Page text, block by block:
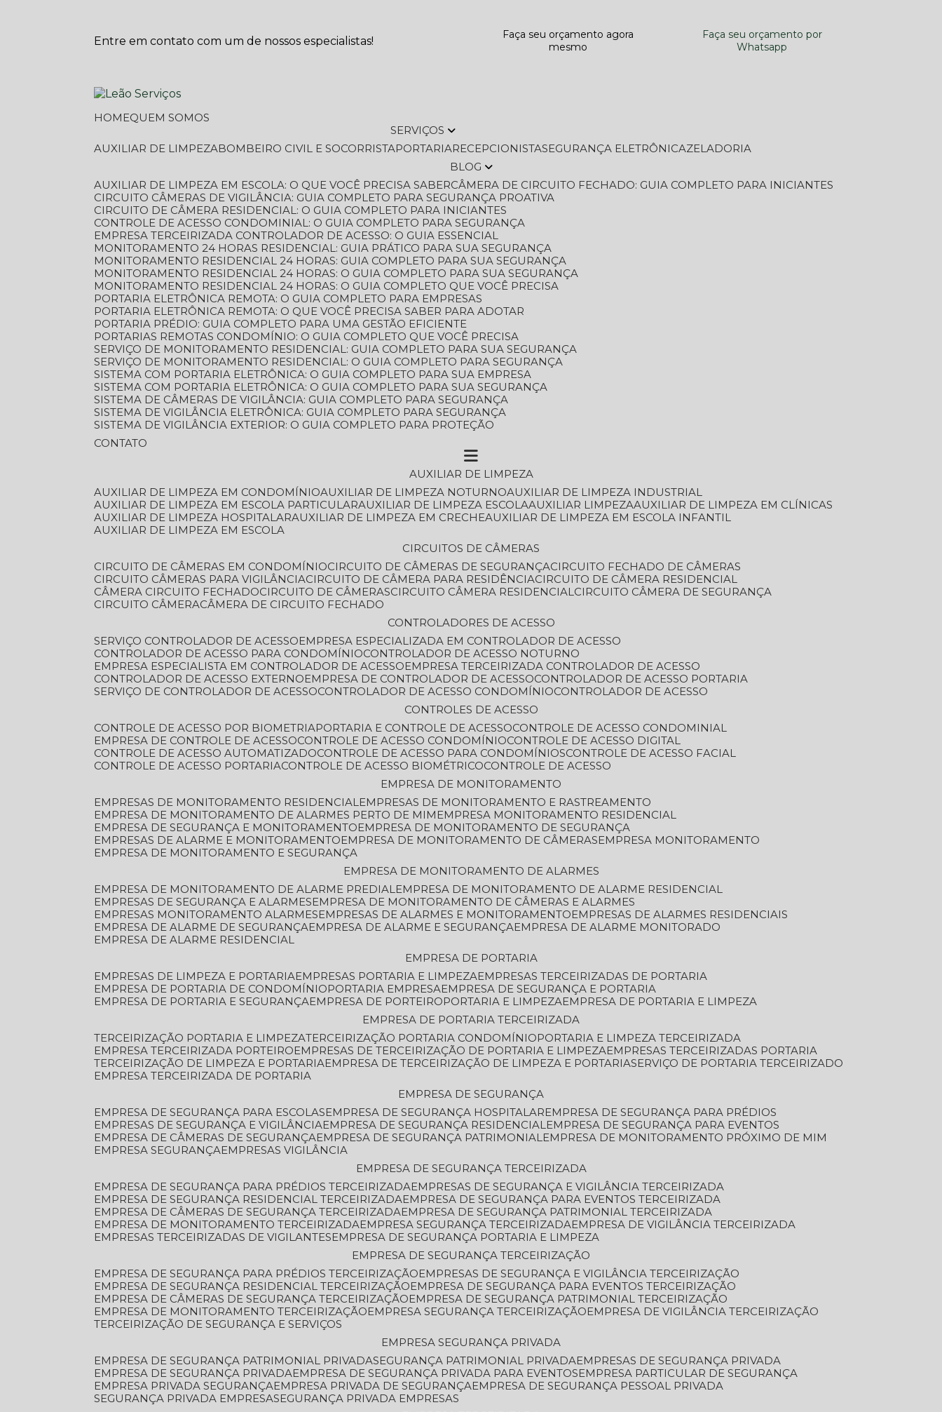
Entre em contato com um de nossos especialistas!
Faça seu orçamento agora
mesmo
Faça seu orçamento por
Whatsapp
HOME
QUEM SOMOS
SERVIÇOS
AUXILIAR DE LIMPEZA
BOMBEIRO CIVIL E SOCORRISTA PORTARIA RECEPCIONISTA SEGURANÇA ELETRÔNICA
ZELADORIA
BLOG
AUXILIAR DE LIMPEZA EM ESCOLA: O QUE VOCÊ PRECISA SABER
CÂMERA DE CIRCUITO FECHADO: GUIA COMPLETO PARA INICIANTES
CIRCUITO CÂMERAS DE VIGILÂNCIA: GUIA COMPLETO PARA SEGURANÇA PROATIVA
CIRCUITO DE CÂMERA RESIDENCIAL: O GUIA COMPLETO PARA INICIANTES
CONTROLE DE ACESSO CONDOMINIAL: O GUIA COMPLETO PARA SEGURANÇA
EMPRESA TERCEIRIZADA CONTROLADOR DE ACESSO: O GUIA ESSENCIAL
MONITORAMENTO 24 HORAS RESIDENCIAL: GUIA PRÁTICO PARA SUA SEGURANÇA
MONITORAMENTO RESIDENCIAL 24 HORAS: GUIA COMPLETO PARA SUA SEGURANÇA
MONITORAMENTO RESIDENCIAL 24 HORAS: O GUIA COMPLETO PARA SUA SEGURANÇA
MONITORAMENTO RESIDENCIAL 24 HORAS: O GUIA COMPLETO QUE VOCÊ PRECISA
PORTARIA ELETRÔNICA REMOTA: O GUIA COMPLETO PARA EMPRESAS
PORTARIA ELETRÔNICA REMOTA: O QUE VOCÊ PRECISA SABER PARA ADOTAR
PORTARIA PRÉDIO: GUIA COMPLETO PARA UMA GESTÃO EFICIENTE
PORTARIAS REMOTAS CONDOMÍNIO: O GUIA COMPLETO QUE VOCÊ PRECISA
SERVIÇO DE MONITORAMENTO RESIDENCIAL: GUIA COMPLETO PARA SUA SEGURANÇA
SERVIÇO DE MONITORAMENTO RESIDENCIAL: O GUIA COMPLETO PARA SEGURANÇA
SISTEMA COM PORTARIA ELETRÔNICA: O GUIA COMPLETO PARA SUA EMPRESA
SISTEMA COM PORTARIA ELETRÔNICA: O GUIA COMPLETO PARA SUA SEGURANÇA
SISTEMA DE CÂMERAS DE VIGILÂNCIA: GUIA COMPLETO PARA SEGURANÇA
SISTEMA DE VIGILÂNCIA ELETRÔNICA: GUIA COMPLETO PARA SEGURANÇA
SISTEMA DE VIGILÂNCIA EXTERIOR: O GUIA COMPLETO PARA PROTEÇÃO
CONTATO
AUXILIAR DE LIMPEZA
AUXILIAR DE LIMPEZA EM CONDOMÍNIO
AUXILIAR DE LIMPEZA NOTURNO
AUXILIAR DE LIMPEZA INDUSTRIAL
AUXILIAR DE LIMPEZA EM ESCOLA PARTICULAR
AUXILIAR DE LIMPEZA ESCOLA AUXILIAR LIMPEZA
AUXILIAR DE LIMPEZA EM CLÍNICAS
AUXILIAR DE LIMPEZA HOSPITALAR
AUXILIAR DE LIMPEZA EM CRECHE
AUXILIAR DE LIMPEZA EM ESCOLA INFANTIL
AUXILIAR DE LIMPEZA EM ESCOLA
CIRCUITOS DE CÂMERAS
CIRCUITO DE CÂMERAS EM CONDOMÍNIO
CIRCUITO DE CÂMERAS DE SEGURANÇA
CIRCUITO FECHADO DE CÂMERAS
CIRCUITO CÂMERAS PARA VIGILÂNCIA
CIRCUITO DE CÂMERA PARA RESIDÊNCIA
CIRCUITO DE CÂMERA RESIDENCIAL
CÂMERA CIRCUITO FECHADO
CIRCUITO DE CÂMERAS CIRCUITO CÂMERA RESIDENCIAL
CIRCUITO CÂMERA DE SEGURANÇA
CIRCUITO CÂMERA
CÂMERA DE CIRCUITO FECHADO
CONTROLADORES DE ACESSO
SERVIÇO CONTROLADOR DE ACESSO
EMPRESA ESPECIALIZADA EM CONTROLADOR DE ACESSO
CONTROLADOR DE ACESSO PARA CONDOMÍNIO
CONTROLADOR DE ACESSO NOTURNO
EMPRESA ESPECIALISTA EM CONTROLADOR DE ACESSO
EMPRESA TERCEIRIZADA CONTROLADOR DE ACESSO
CONTROLADOR DE ACESSO EXTERNO
EMPRESA DE CONTROLADOR DE ACESSO
CONTROLADOR DE ACESSO PORTARIA
SERVIÇO DE CONTROLADOR DE ACESSO
CONTROLADOR DE ACESSO CONDOMÍNIO
CONTROLADOR DE ACESSO
CONTROLES DE ACESSO
CONTROLE DE ACESSO POR BIOMETRIA
PORTARIA E CONTROLE DE ACESSO
CONTROLE DE ACESSO CONDOMINIAL
EMPRESA DE CONTROLE DE ACESSO
CONTROLE DE ACESSO CONDOMÍNIO
CONTROLE DE ACESSO DIGITAL
CONTROLE DE ACESSO AUTOMATIZADO
CONTROLE DE ACESSO PARA CONDOMÍNIOS
CONTROLE DE ACESSO FACIAL
CONTROLE DE ACESSO PORTARIA CONTROLE DE ACESSO BIOMÉTRICO
CONTROLE DE ACESSO
EMPRESA DE MONITORAMENTO
EMPRESAS DE MONITORAMENTO RESIDENCIAL
EMPRESAS DE MONITORAMENTO E RASTREAMENTO
EMPRESA DE MONITORAMENTO DE ALARMES PERTO DE MIM
EMPRESA MONITORAMENTO RESIDENCIAL
EMPRESA DE SEGURANÇA E MONITORAMENTO
EMPRESA DE MONITORAMENTO DE SEGURANÇA
EMPRESAS DE ALARME E MONITORAMENTO
EMPRESA DE MONITORAMENTO DE CÂMERAS
EMPRESA MONITORAMENTO
EMPRESA DE MONITORAMENTO E SEGURANÇA
EMPRESA DE MONITORAMENTO DE ALARMES
EMPRESA DE MONITORAMENTO DE ALARME PREDIAL
EMPRESA DE MONITORAMENTO DE ALARME RESIDENCIAL
EMPRESAS DE SEGURANÇA E ALARMES
EMPRESA DE MONITORAMENTO DE CÂMERAS E ALARMES
EMPRESAS MONITORAMENTO ALARMES
EMPRESAS DE ALARMES E MONITORAMENTO
EMPRESAS DE ALARMES RESIDENCIAIS
EMPRESA DE ALARME DE SEGURANÇA
EMPRESA DE ALARME E SEGURANÇA
EMPRESA DE ALARME MONITORADO
EMPRESA DE ALARME RESIDENCIAL
EMPRESA DE PORTARIA
EMPRESAS DE LIMPEZA E PORTARIA
EMPRESAS PORTARIA E LIMPEZA
EMPRESAS TERCEIRIZADAS DE PORTARIA
EMPRESA DE PORTARIA DE CONDOMÍNIO
PORTARIA EMPRESA
EMPRESA DE SEGURANÇA E PORTARIA
EMPRESA DE PORTARIA E SEGURANÇA
EMPRESA DE PORTEIRO PORTARIA E LIMPEZA
EMPRESA DE PORTARIA E LIMPEZA
EMPRESA DE PORTARIA TERCEIRIZADA
TERCEIRIZAÇÃO PORTARIA E LIMPEZA TERCEIRIZAÇÃO PORTARIA CONDOMÍNIO
PORTARIA E LIMPEZA TERCEIRIZADA
EMPRESA TERCEIRIZADA PORTEIRO
EMPRESAS DE TERCEIRIZAÇÃO DE PORTARIA E LIMPEZA
EMPRESAS TERCEIRIZADAS PORTARIA
TERCEIRIZAÇÃO DE LIMPEZA E PORTARIA
EMPRESA DE TERCEIRIZAÇÃO DE LIMPEZA E PORTARIA SERVIÇO DE PORTARIA TERCEIRIZADO
EMPRESA TERCEIRIZADA DE PORTARIA
EMPRESA DE SEGURANÇA
EMPRESA DE SEGURANÇA PARA ESCOLAS
EMPRESA DE SEGURANÇA HOSPITALAR
EMPRESA DE SEGURANÇA PARA PRÉDIOS
EMPRESAS DE SEGURANÇA E VIGILÂNCIA
EMPRESA DE SEGURANÇA RESIDENCIAL
EMPRESA DE SEGURANÇA PARA EVENTOS
EMPRESA DE CÂMERAS DE SEGURANÇA
EMPRESA DE SEGURANÇA PATRIMONIAL
EMPRESA DE MONITORAMENTO PRÓXIMO DE MIM
EMPRESA SEGURANÇA
EMPRESAS VIGILÂNCIA
EMPRESA DE SEGURANÇA TERCEIRIZADA
EMPRESA DE SEGURANÇA PARA PRÉDIOS TERCEIRIZADA
EMPRESAS DE SEGURANÇA E VIGILÂNCIA TERCEIRIZADA
EMPRESA DE SEGURANÇA RESIDENCIAL TERCEIRIZADA
EMPRESA DE SEGURANÇA PARA EVENTOS TERCEIRIZADA
EMPRESA DE CÂMERAS DE SEGURANÇA TERCEIRIZADA
EMPRESA DE SEGURANÇA PATRIMONIAL TERCEIRIZADA
EMPRESA DE MONITORAMENTO TERCEIRIZADA
EMPRESA SEGURANÇA TERCEIRIZADA
EMPRESA DE VIGILÂNCIA TERCEIRIZADA
EMPRESAS TERCEIRIZADAS DE VIGILANTES
EMPRESA DE SEGURANÇA PORTARIA E LIMPEZA
EMPRESA DE SEGURANÇA TERCEIRIZAÇÃO
EMPRESA DE SEGURANÇA PARA PRÉDIOS TERCEIRIZAÇÃO
EMPRESAS DE SEGURANÇA E VIGILÂNCIA TERCEIRIZAÇÃO
EMPRESA DE SEGURANÇA RESIDENCIAL TERCEIRIZAÇÃO
EMPRESA DE SEGURANÇA PARA EVENTOS TERCEIRIZAÇÃO
EMPRESA DE CÂMERAS DE SEGURANÇA TERCEIRIZAÇÃO
EMPRESA DE SEGURANÇA PATRIMONIAL TERCEIRIZAÇÃO
EMPRESA DE MONITORAMENTO TERCEIRIZAÇÃO
EMPRESA SEGURANÇA TERCEIRIZAÇÃO
EMPRESA DE VIGILÂNCIA TERCEIRIZAÇÃO
TERCEIRIZAÇÃO DE SEGURANÇA E SERVIÇOS
EMPRESA SEGURANÇA PRIVADA
EMPRESA DE SEGURANÇA PATRIMONIAL PRIVADA SEGURANÇA PATRIMONIAL PRIVADA
EMPRESAS DE SEGURANÇA PRIVADA
EMPRESA DE SEGURANÇA PRIVADA
EMPRESA DE SEGURANÇA PRIVADA PARA EVENTOS
EMPRESA PARTICULAR DE SEGURANÇA
EMPRESA PRIVADA SEGURANÇA
EMPRESA PRIVADA DE SEGURANÇA
EMPRESA DE SEGURANÇA PESSOAL PRIVADA
SEGURANÇA PRIVADA EMPRESA SEGURANÇA PRIVADA EMPRESAS